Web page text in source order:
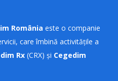
România este o companie
care îmbină activitățile a
Rx (CRX) și Cegedim